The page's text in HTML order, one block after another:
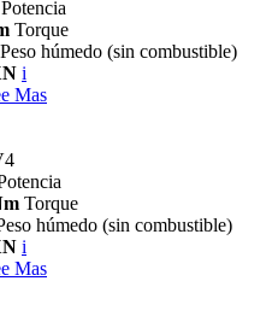
Potencia
Torque
Peso húmedo (sin combustible)
i
Mas
Torque
húmedo (sin combustible)
i
Mas